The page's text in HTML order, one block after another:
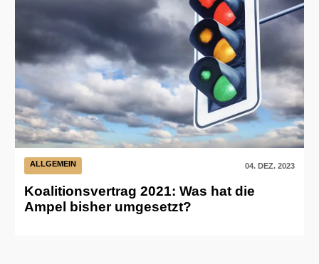
ALLGEMEIN 04. DEZ. 2023
Koalitionsvertrag 2021: Was hat die
Ampel bisher umgesetzt?